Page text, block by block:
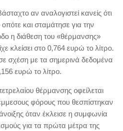
αν αναλογιστεί κανείς ότι
και σταμάτησε για την
η διάθεση του «θέρμανσης»
κλείσει στο 0,764 ευρώ το λίτρο.
σχέση με τα σημερινά δεδομένα
ευρώ το λίτρο.
θέρμανσης οφείλεται
φόρους που θεσπίστηκαν
όταν έκλεισε η συμφωνία
για τα πρώτα μέτρα της